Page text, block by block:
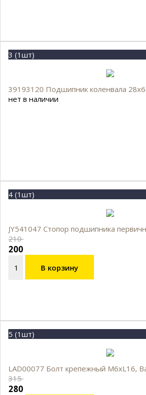
3 (1шт)
39193120 Подшипник коленвала
нет в наличии
4 (1шт)
JY541047 Стопор подшипника
210
200
В корзину
5 (1шт)
LAD00077 Болт крепежный М6хL16,
315
280